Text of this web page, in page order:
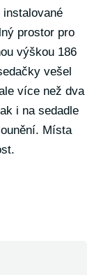
prostor pro
výškou 186
vešel
více než dva
i na sedadle
Místa